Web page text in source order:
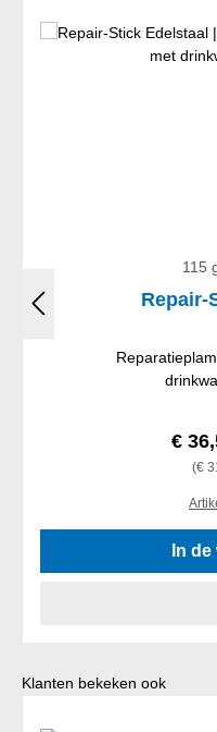
115
Repair-
€
(€
In
Productgalerij overslaan
Klanten bekeken ook